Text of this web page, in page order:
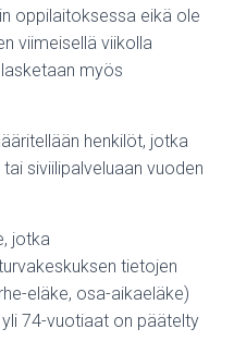
oppilaitoksessa eikä ole
viimeisellä viikolla
myös
henkilöt, jotka
siviilipalveluaan vuoden
jotka
tietojen
eläke, osa-aikaeläke)
74-vuotiaat on päätelty